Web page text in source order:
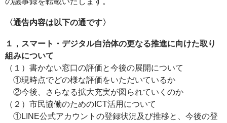
〈通告内容は以下の通です〉
１，スマート・デジタル自治体の更なる推進に向けた取り
組みについて
（１）書かない窓口の評価と今後の展開について
①現時点でどの様な評価をいただいているか
②今後、さらなる拡大充実が図られていくのか
（２）市民協働のためのICT活用について
①LINE公式アカウントの登録状況及び推移と、今後の登